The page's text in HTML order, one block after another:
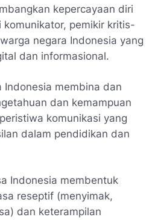
kepercayaan diri
pemikir kritis-
negara Indonesia yang
dan informasional.
Indonesia membina dan
dan kemampuan
komunikasi yang
dalam pendidikan dan
Indonesia membentuk
reseptif (menyimak,
dan keterampilan